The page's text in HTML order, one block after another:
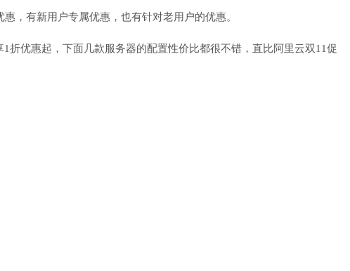
，有新用户专属优惠，也有针对老用户的优惠。
折优惠起，下面几款服务器的配置性价比都很不错，直比阿里云双11促